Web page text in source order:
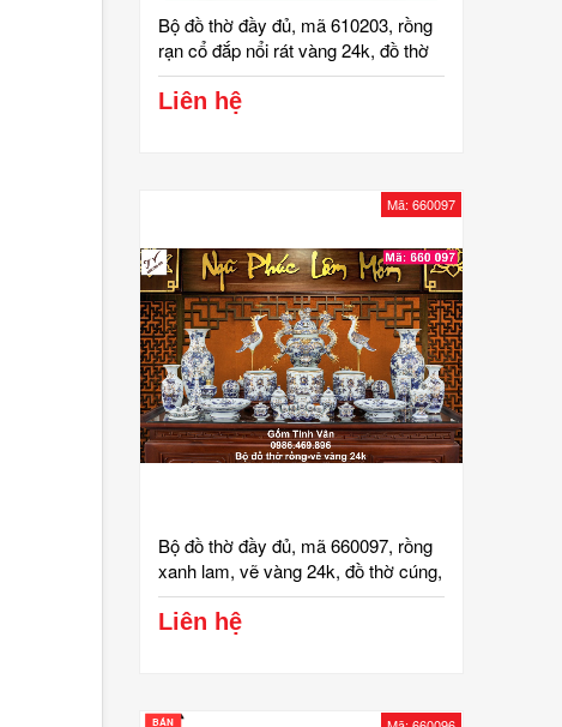
Bộ đồ thờ đầy đủ, mã 610203, rồng
rạn cổ đắp nổi rát vàng 24k, đồ thờ
cúng, ban gia tiên, tài địa, phật, ông
táo, gốm bát tràng, tinh vân
Liên hệ
Mã: 660097
Bộ đồ thờ đầy đủ, mã 660097, rồng
xanh lam, vẽ vàng 24k, đồ thờ cúng,
ban gia tiên, tài địa, phật, ông táo,
gốm bát tràng, tinh vân
Liên hệ
BÁN